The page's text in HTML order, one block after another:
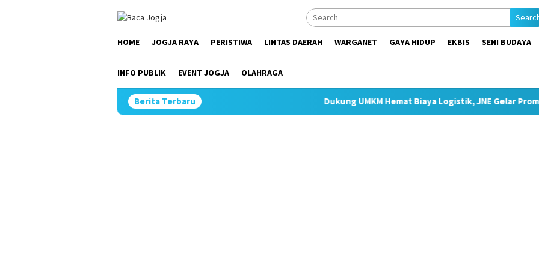
HOME JOGJA RAYA PERISTIWA LINTAS DAERAH WARGANET GAYA HIDUP EKBIS SENI BUDAYA
INFO PUBLIK EVENT JOGJA OLAHRAGA
Berita Terbaru Dukung UMKM Hemat Biaya Logistik, JNE Gelar Promo Ongkir JTR